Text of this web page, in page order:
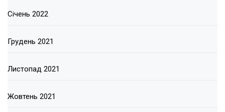
Січень 2022
Грудень 2021
Листопад 2021
Жовтень 2021